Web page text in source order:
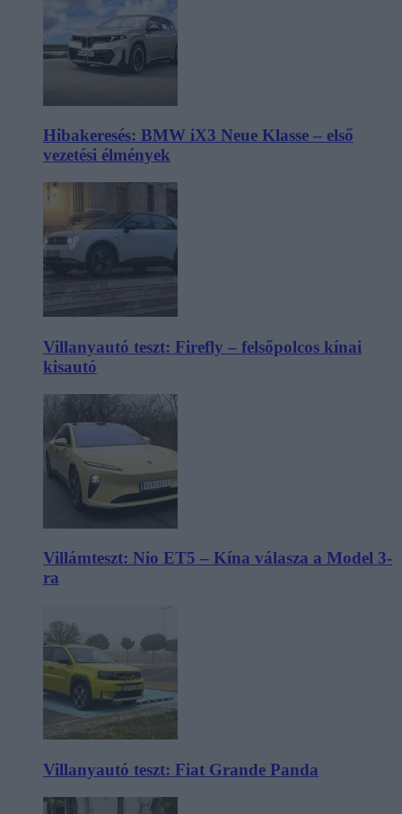
Hibakeresés: BMW iX3 Neue Klasse – első
vezetési élmények
Villanyautó teszt: Firefly – felsőpolcos kínai
kisautó
Villámteszt: Nio ET5 – Kína válasza a Model 3-
ra
Villanyautó teszt: Fiat Grande Panda